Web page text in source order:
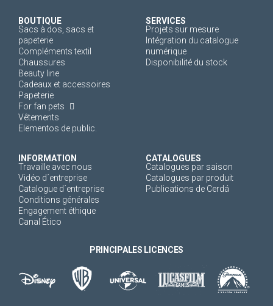
BOUTIQUE
Sacs à dos, sacs et
papeterie
Compléments textil
Chaussures
Beauty line
Cadeaux et accessoires
Papeterie
For fan pets
Vêtements
Elementos de public.
SERVICES
Projets sur mesure
Intégration du catalogue
numérique
Disponibilité du stock
INFORMATION
Travaille avec nous
Vidéo d´entreprise
Catalogue d´entreprise
Conditions générales
Engagement éthique
Canal Ético
CATALOGUES
Catalogues par saison
Catalogues par produit
Publications de Cerdá
PRINCIPALES LICENCES